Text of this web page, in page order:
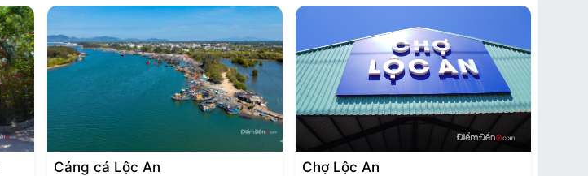
Cảng cá Lộc An Chợ Lộc An